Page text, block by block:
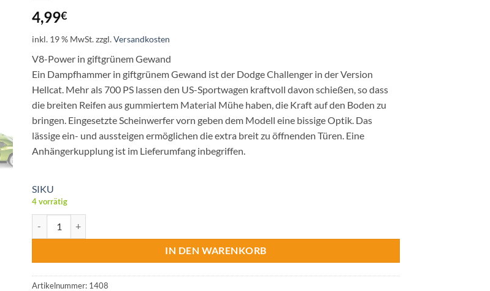
4,99€
inkl. 19 % MwSt.zzgl.Versandkosten
V8-Power in giftgrünem Gewand
Ein Dampfhammer in giftgrünem Gewand ist der Dodge Challenger in der Version
Hellcat. Mehr als 700 PS lassen den US-Sportwagen kraftvoll davon schießen, so dass
die breiten Reifen aus gummiertem Material Mühe haben, die Kraft auf den Boden zu
bringen. Eingesetzte Scheinwerfer vorn geben dem Modell eine bissige Optik. Das
lässige ein- und aussteigen ermöglichen die extra breit zu öffnenden Türen. Eine
Anhängerkupplung ist im Lieferumfang inbegriffen.
SIKU
4 vorrätig
IN DEN WARENKORB
Artikelnummer: 1408